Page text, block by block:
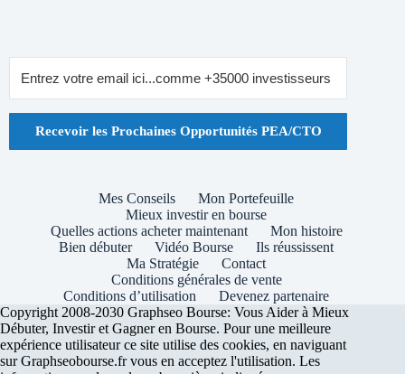
Recevoir les Prochaines Opportunités PEA/CTO
Mes Conseils
Mon Portefeuille
Mieux investir en bourse
Quelles actions acheter maintenant
Mon histoire
Bien débuter
Vidéo Bourse
Ils réussissent
Ma Stratégie
Contact
Conditions générales de vente
Conditions d’utilisation
Devenez partenaire
Copyright 2008-2030 Graphseo Bourse: Vous Aider à Mieux
Débuter, Investir et Gagner en Bourse. Pour une meilleure
expérience utilisateur ce site utilise des cookies, en naviguant
sur Graphseobourse.fr vous en acceptez l'utilisation. Les